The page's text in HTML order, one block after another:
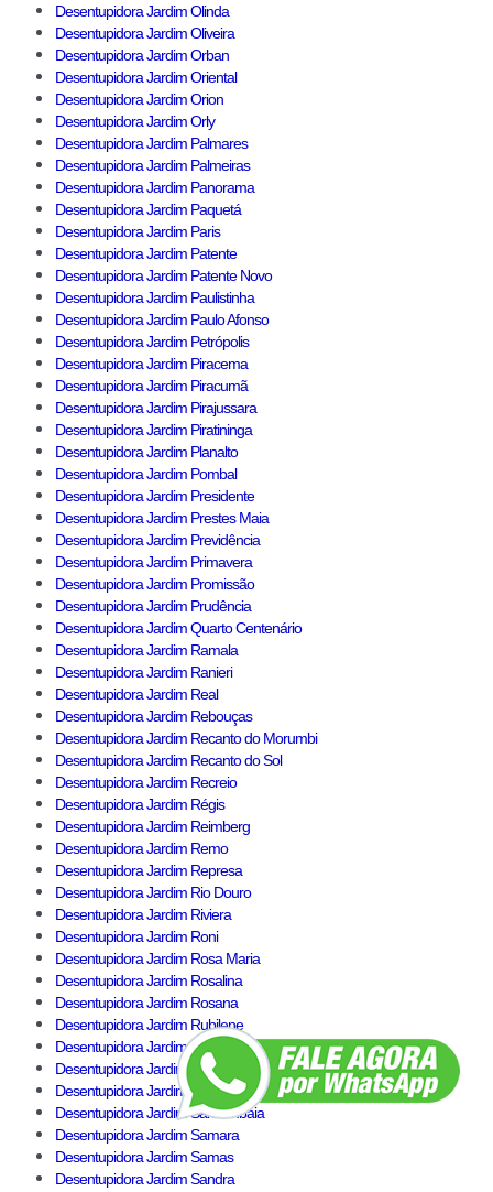
Desentupidora Jardim Olinda
Desentupidora Jardim Oliveira
Desentupidora Jardim Orban
Desentupidora Jardim Oriental
Desentupidora Jardim Orion
Desentupidora Jardim Orly
Desentupidora Jardim Palmares
Desentupidora Jardim Palmeiras
Desentupidora Jardim Panorama
Desentupidora Jardim Paquetá
Desentupidora Jardim Paris
Desentupidora Jardim Patente
Desentupidora Jardim Patente Novo
Desentupidora Jardim Paulistinha
Desentupidora Jardim Paulo Afonso
Desentupidora Jardim Petrópolis
Desentupidora Jardim Piracema
Desentupidora Jardim Piracumã
Desentupidora Jardim Pirajussara
Desentupidora Jardim Piratininga
Desentupidora Jardim Planalto
Desentupidora Jardim Pombal
Desentupidora Jardim Presidente
Desentupidora Jardim Prestes Maia
Desentupidora Jardim Previdência
Desentupidora Jardim Primavera
Desentupidora Jardim Promissão
Desentupidora Jardim Prudência
Desentupidora Jardim Quarto Centenário
Desentupidora Jardim Ramala
Desentupidora Jardim Ranieri
Desentupidora Jardim Real
Desentupidora Jardim Rebouças
Desentupidora Jardim Recanto do Morumbi
Desentupidora Jardim Recanto do Sol
Desentupidora Jardim Recreio
Desentupidora Jardim Régis
Desentupidora Jardim Reimberg
Desentupidora Jardim Remo
Desentupidora Jardim Represa
Desentupidora Jardim Rio Douro
Desentupidora Jardim Riviera
Desentupidora Jardim Roni
Desentupidora Jardim Rosa Maria
Desentupidora Jardim Rosalina
Desentupidora Jardim Rosana
Desentupidora Jardim Rubilene
Desentupidora Jardim Sabará
Desentupidora Jardim Sabiá
Desentupidora Jardim Sagrado Coração de Jesus
Desentupidora Jardim Samambaia
Desentupidora Jardim Samara
Desentupidora Jardim Samas
Desentupidora Jardim Sandra